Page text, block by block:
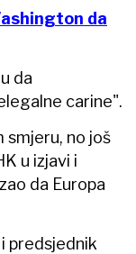
da
da
carine".
smjeru, no još
u izjavi i
da Europa
predsjednik